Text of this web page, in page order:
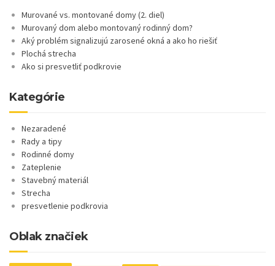
Murované vs. montované domy (2. diel)
Murovaný dom alebo montovaný rodinný dom?
Aký problém signalizujú zarosené okná a ako ho riešiť
Plochá strecha
Ako si presvetliť podkrovie
Kategórie
Nezaradené
Rady a tipy
Rodinné domy
Zateplenie
Stavebný materiál
Strecha
presvetlenie podkrovia
Oblak značiek